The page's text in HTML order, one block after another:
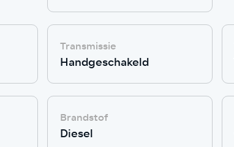
Transmissie
Handgeschakeld
Brandstof
Diesel